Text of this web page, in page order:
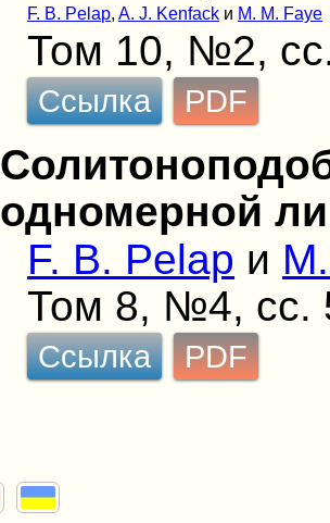
F. B. Pelap,A. J. Kenfack и M. M. Faye
Том 10, №2,
Ссылка PDF
одномерной
F. B. Pelap и
Том 8, №4, сс.
Ссылка PDF